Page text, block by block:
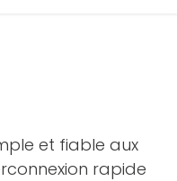
et fiable aux
rapide